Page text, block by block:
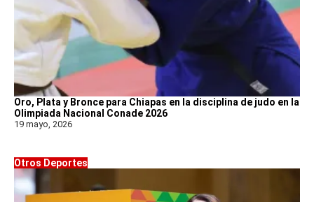
Oro, Plata y Bronce para Chiapas en la disciplina de judo en la
Olimpiada Nacional Conade 2026
19 mayo, 2026
Otros Deportes